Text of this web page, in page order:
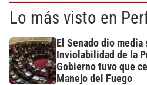
Lo más visto en
El Senado dio media
Inviolabilidad de la
Gobierno tuvo que
Manejo del Fuego